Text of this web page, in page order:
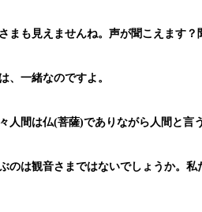
まも見えませんね。声が聞こえます？
一緒なのですよ。
人間は仏(菩薩)でありながら人間と言
のは観音さまではないでしょうか。